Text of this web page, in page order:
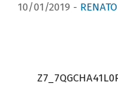
10/01/2019 -